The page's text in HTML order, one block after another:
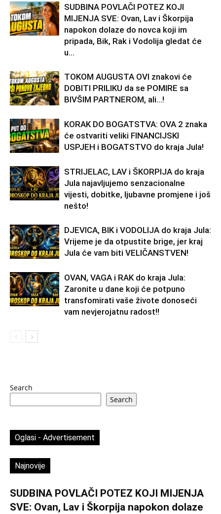
SUDBINA POVLAČI POTEZ KOJI
MIJENJA SVE: Ovan, Lav i Škorpija
napokon dolaze do novca koji im
pripada, Bik, Rak i Vodolija gledat će
u...
TOKOM AUGUSTA OVI znakovi će
DOBITI PRILIKU da se POMIRE sa
BIVŠIM PARTNEROM, ali…!
KORAK DO BOGATSTVA: OVA 2 znaka
će ostvariti veliki FINANCIJSKI
USPJEH i BOGATSTVO do kraja Jula!
STRIJELAC, LAV i ŠKORPIJA do kraja
Jula najavljujemo senzacionalne
vijesti, dobitke, ljubavne promjene i još
nešto!
DJEVICA, BIK i VODOLIJA do kraja Jula:
Vrijeme je da otpustite brige, jer kraj
Jula će vam biti VELIČANSTVEN!
OVAN, VAGA i RAK do kraja Jula:
Zaronite u dane koji će potpuno
transfomirati vaše živote donoseći
vam nevjerojatnu radost!!
Search
Search
Oglasi - Advertisement
Najnovije
SUDBINA POVLAČI POTEZ KOJI MIJENJA
SVE: Ovan, Lav i Škorpija napokon dolaze